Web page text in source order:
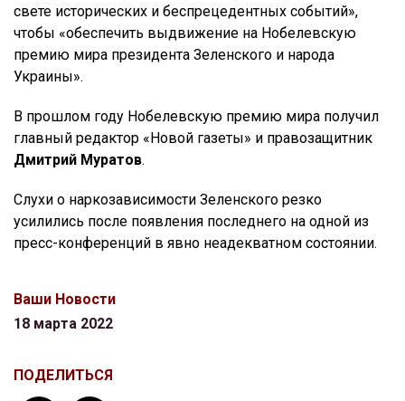
свете исторических и беспрецедентных событий»,
чтобы «обеспечить выдвижение на Нобелевскую
премию мира президента Зеленского и народа
Украины».
В прошлом году Нобелевскую премию мира получил
главный редактор «Новой газеты» и правозащитник
Дмитрий Муратов.
Слухи о наркозависимости Зеленского резко
усилились после появления последнего на одной из
пресс-конференций в явно неадекватном состоянии.
Ваши Новости
18 марта 2022
ПОДЕЛИТЬСЯ